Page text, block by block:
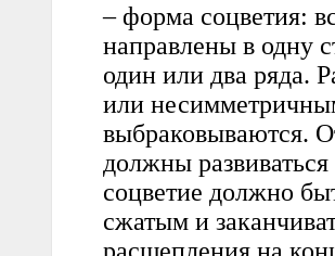
– форма соцветия:
направлены в одну
один или два ряда.
или
выбраковываются.
должны
соцветие должно
сжатым и